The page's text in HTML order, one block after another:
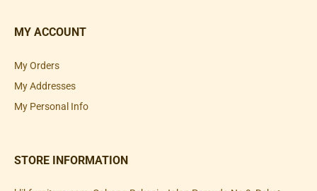
MY ACCOUNT
My Orders
My Addresses
My Personal Info
STORE INFORMATION